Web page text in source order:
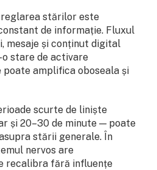
stărilor este
de informație. Fluxul
mesaje și conținut digital
stare de activare
poate amplifica oboseala și
scurte de liniște
și 20–30 de minute — poate
stării generale. În
nervos are
recalibra fără influențe